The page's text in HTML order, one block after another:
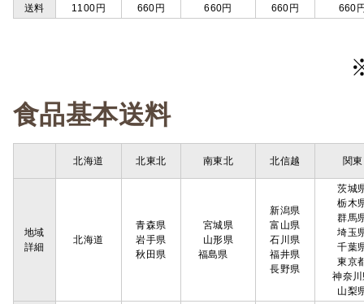
送料
1100円 660円 660円 660円 660
食品基本送料
北海道 北東北 南東北 北信越 関東
地域
詳細
北海道
青森県
岩手県
秋田県
宮城県
山形県
福島県
新潟県
富山県
石川県
福井県
長野県
茨城
栃木
群馬
埼玉
千葉
東京
神奈
山梨